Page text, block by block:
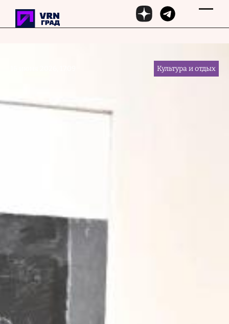
Перейти к основному содержанию
Культура и отдых